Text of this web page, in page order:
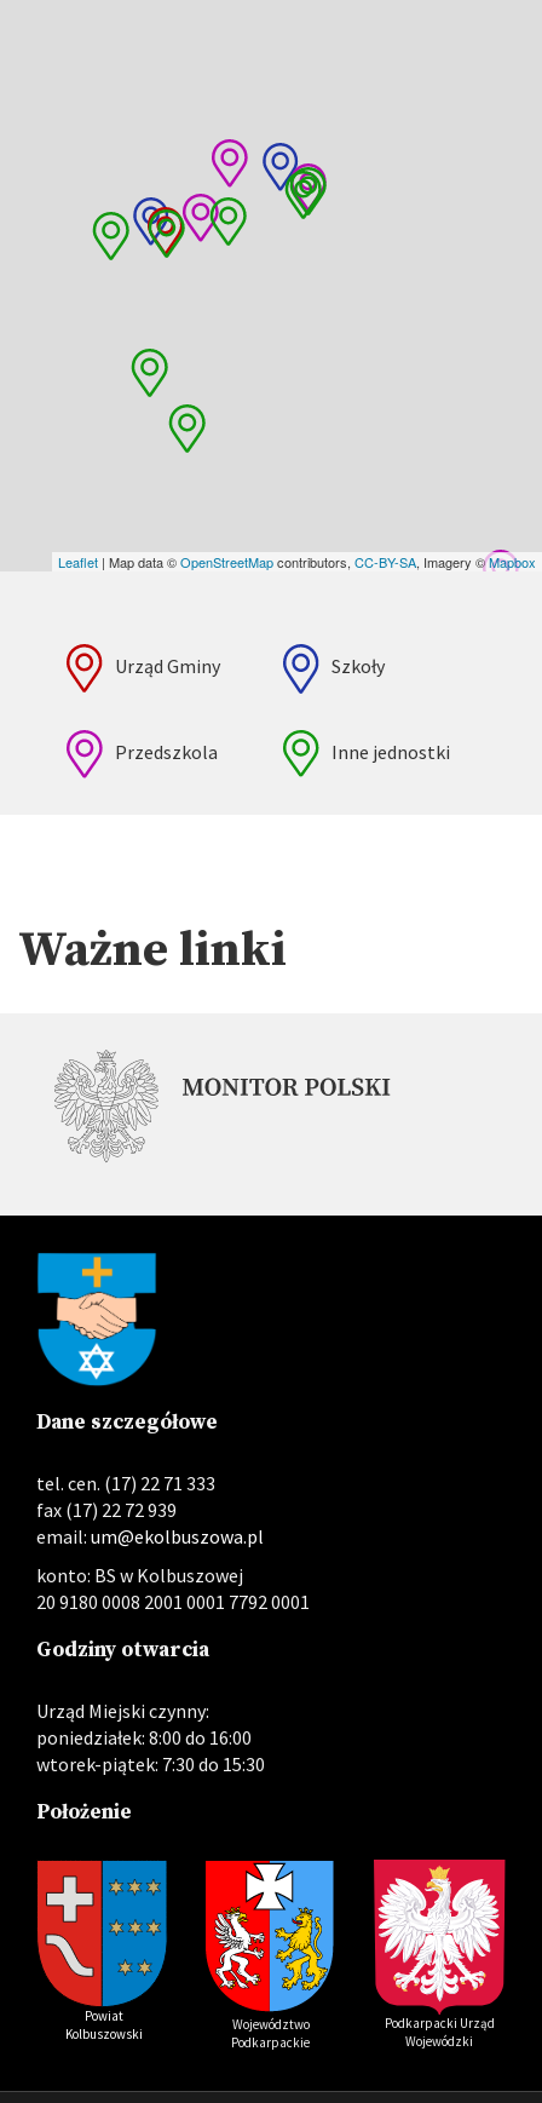
Leaflet | Map data ©OpenStreetMapcontributors, CC-BY-SA, Imagery ©Mapbox
Urząd Gminy Szkoły
Przedszkola Inne jednostki
Ważne linki
Dane szczegółowe
tel. cen. (17) 22 71 333
fax (17) 22 72 939
email: um@ekolbuszowa.pl
konto: BS w Kolbuszowej
20 9180 0008 2001 0001 7792 0001
Godziny otwarcia
Urząd Miejski czynny:
poniedziałek: 8:00 do 16:00
wtorek-piątek: 7:30 do 15:30
Położenie
Powiat
Kolbuszowski
Województwo
Podkarpackie
Podkarpacki Urząd
Wojewódzki